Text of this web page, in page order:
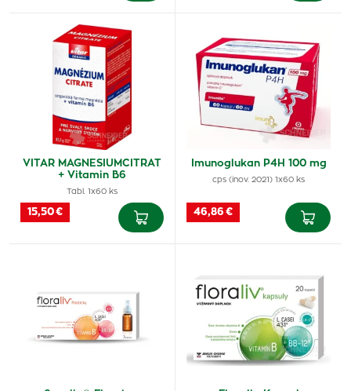
VITAR MAGNESIUMCITRAT
+ Vitamin B6
Tabl. 1x60 ks
15,50 €
Imunoglukan P4H 100 mg
cps (inov. 2021) 1x60 ks
46,86 €